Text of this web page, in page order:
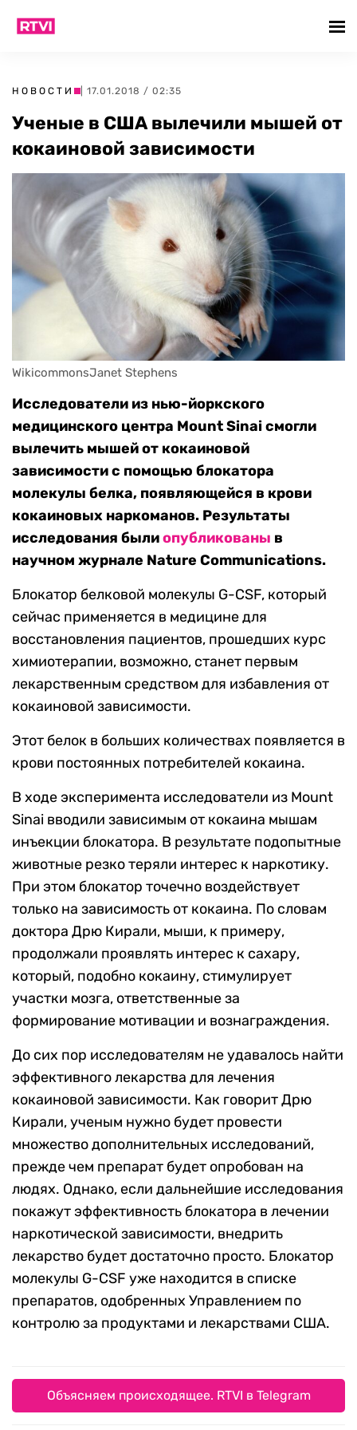
НОВОСТИ | 17.01.2018 / 02:35
Ученые в США вылечили мышей от
кокаиновой зависимости
WikicommonsJanet Stephens
Исследователи из нью-йоркского
медицинского центра Mount Sinai смогли
вылечить мышей от кокаиновой
зависимости с помощью блокатора
молекулы белка, появляющейся в крови
кокаиновых наркоманов. Результаты
исследования былиопубликованы в
научном журнале Nature Communications.
Блокатор белковой молекулы G-CSF, который
сейчас применяется в медицине для
восстановления пациентов, прошедших курс
химиотерапии, возможно, станет первым
лекарственным средством для избавления от
кокаиновой зависимости.
Этот белок в больших количествах появляется в
крови постоянных потребителей кокаина.
В ходе эксперимента исследователи из Mount
Sinai вводили зависимым от кокаина мышам
инъекции блокатора. В результате подопытные
животные резко теряли интерес к наркотику.
При этом блокатор точечно воздействует
только на зависимость от кокаина. По словам
доктора Дрю Кирали, мыши, к примеру,
продолжали проявлять интерес к сахару,
который, подобно кокаину, стимулирует
участки мозга, ответственные за
формирование мотивации и вознаграждения.
До сих пор исследователям не удавалось найти
эффективного лекарства для лечения
кокаиновой зависимости. Как говорит Дрю
Кирали, ученым нужно будет провести
множество дополнительных исследований,
прежде чем препарат будет опробован на
людях. Однако, если дальнейшие исследования
покажут эффективность блокатора в лечении
наркотической зависимости, внедрить
лекарство будет достаточно просто. Блокатор
молекулы G-CSF уже находится в списке
препаратов, одобренных Управлением по
контролю за продуктами и лекарствами США.
Объясняем происходящее. RTVI в Telegram